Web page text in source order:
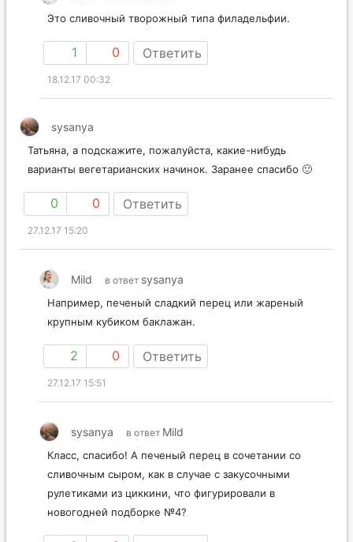
в ответ
1 0 Ответить
18.12.17 00:32
Татьяна, а подскажите, пожалуйста, какие-нибудь
0 0 Ответить
27.12.17 15:20
sysanya
Например, печеный сладкий перец или жареный
2 0 Ответить
27.12.17 15:51
в ответ Mild
Класс, спасибо! А печеный перец в сочетании со
сливочным сыром, как в случае с закусочными
рулетиками из циккини, что фигурировали в